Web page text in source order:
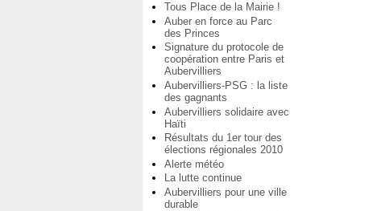
Tous Place de la Mairie !
Auber en force au Parc
des Princes
Signature du protocole de
coopération entre Paris et
Aubervilliers
Aubervilliers-PSG : la liste
des gagnants
Aubervilliers solidaire avec
Haïti
Résultats du 1er tour des
élections régionales 2010
Alerte météo
La lutte continue
Aubervilliers pour une ville
durable